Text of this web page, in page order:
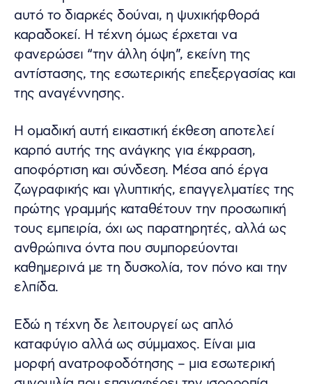
αυτό το διαρκές δούναι, η ψυχικήφθορά
καραδοκεί. Η τέχνη όμως έρχεται να
φανερώσει “την άλλη όψη”, εκείνη της
αντίστασης, της εσωτερικής επεξεργασίας και
της αναγέννησης.
Η ομαδική αυτή εικαστική έκθεση αποτελεί
καρπό αυτής της ανάγκης για έκφραση,
αποφόρτιση και σύνδεση. Μέσα από έργα
ζωγραφικής και γλυπτικής, επαγγελματίες της
πρώτης γραμμής καταθέτουν την προσωπική
τους εμπειρία, όχι ως παρατηρητές, αλλά ως
ανθρώπινα όντα που συμπορεύονται
καθημερινά με τη δυσκολία, τον πόνο και την
ελπίδα.
Εδώ η τέχνη δε λειτουργεί ως απλό
καταφύγιο αλλά ως σύμμαχος. Είναι μια
μορφή ανατροφοδότησης – μια εσωτερική